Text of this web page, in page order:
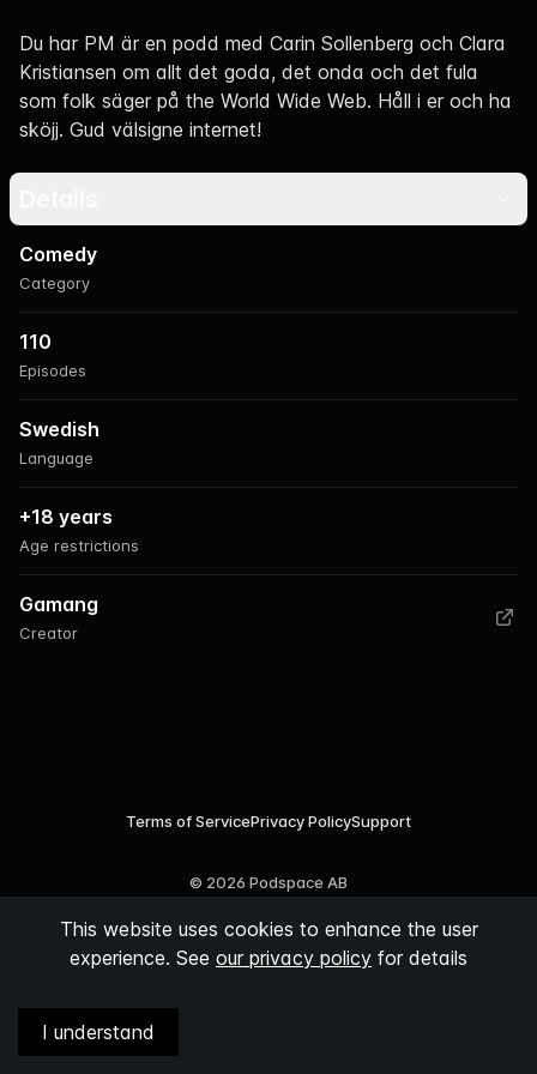
Navigation
Du har PM är en podd med Carin Sollenberg och Clara
Kristiansen om allt det goda, det onda och det fula
som folk säger på the World Wide Web. Håll i er och ha
sköjj. Gud välsigne internet!
Category
Comedy
Episodes
110
Language
Swedish
Age restrictions
+18 years
Creator
Gamang
Terms of ServicePrivacy PolicySupport
© 2026 Podspace AB
This website uses cookies to enhance the user
experience. See our privacy policy for details
I understand